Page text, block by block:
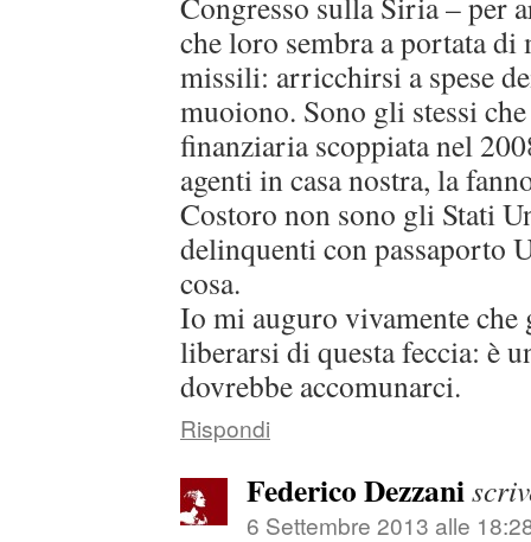
che loro sembra a portata di
missili: arricchirsi a spese
muoiono. Sono gli stessi
finanziaria scoppiata nel
agenti in casa nostra, la
Costoro non sono gli Stati
delinquenti con passaporto
cosa.
Io mi auguro vivamente che
liberarsi di questa feccia: è
dovrebbe accomunarci.
Rispondi
Federico Dezzani
6 Settembre 2013 alle